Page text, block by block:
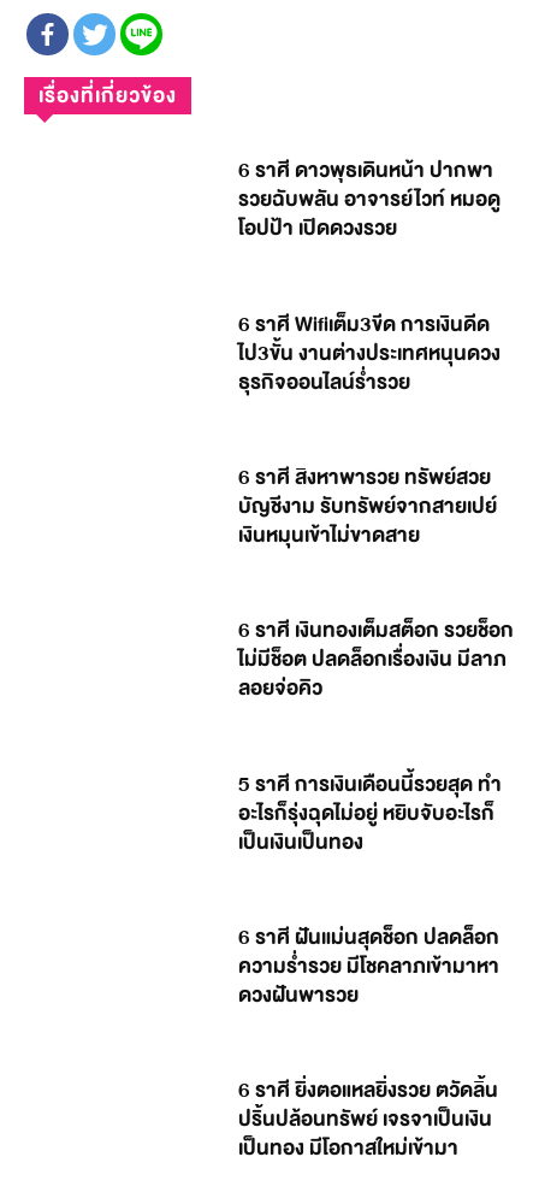
เรื่องที่เกี่ยวข้อง
6 ราศี ดาวพุธเดินหน้า ปากพา
รวยฉับพลัน อาจารย์ไวท์ หมอดู
โอปป้า เปิดดวงรวย
6 ราศี Wifiเต็ม3ขีด การเงินดีด
ไป3ขั้น งานต่างประเทศหนุนดวง
ธุรกิจออนไลน์ร่ำรวย
6 ราศี สิงหาพารวย ทรัพย์สวย
บัญชีงาม รับทรัพย์จากสายเปย์
เงินหมุนเข้าไม่ขาดสาย
6 ราศี เงินทองเต็มสต็อก รวยช็อก
ไม่มีช็อต ปลดล็อกเรื่องเงิน มีลาภ
ลอยจ่อคิว
5 ราศี การเงินเดือนนี้รวยสุด ทำ
อะไรก็รุ่งฉุดไม่อยู่ หยิบจับอะไรก็
เป็นเงินเป็นทอง
6 ราศี ฝันแม่นสุดช็อก ปลดล็อก
ความร่ำรวย มีโชคลาภเข้ามาหา
ดวงฝันพารวย
6 ราศี ยิ่งตอแหลยิ่งรวย ตวัดลิ้น
ปริ้นปล้อนทรัพย์ เจรจาเป็นเงิน
เป็นทอง มีโอกาสใหม่เข้ามา